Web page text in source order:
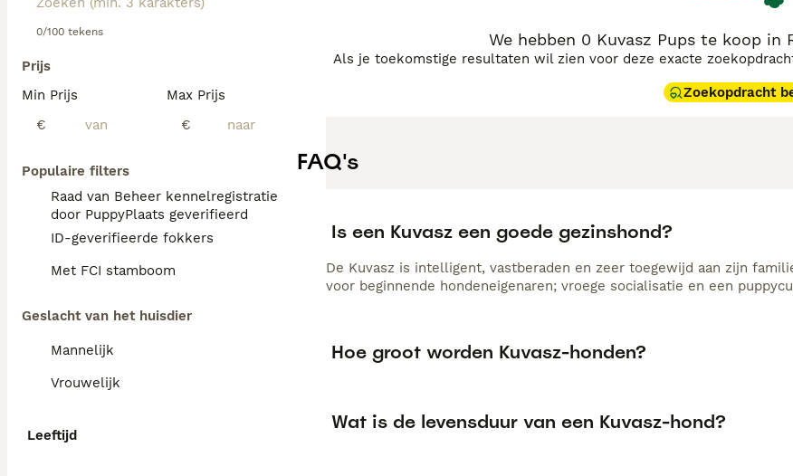
0/100 tekens
Prijs
Min Prijs
€
Max Prijs
€
Populaire filters
Raad van Beheer kennelregistratie
door PuppyPlaats geverifieerd
ID-geverifieerde fokkers
Met FCI stamboom
Geslacht van het huisdier
Mannelijk
Vrouwelijk
Leeftijd
We hebben 0 Kuvasz Pups te koop in
Als je toekomstige resultaten wil zien voor deze exacte
Zoekopdracht
FAQ's
Is een Kuvasz een goede gezinshond?
De Kuvasz is intelligent, vastberaden en zeer toegewijd aan zijn
voor beginnende hondeneigenaren; vroege socialisatie en een
Hoe groot worden Kuvasz-honden?
Wat is de levensduur van een Kuvasz-hond?